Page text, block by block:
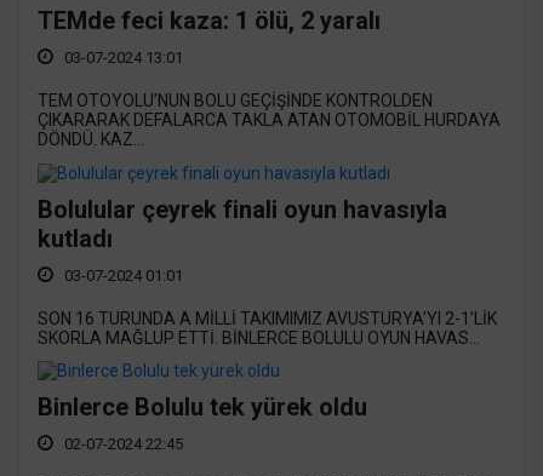
TEMde feci kaza: 1 ölü, 2 yaralı
03-07-2024 13:01
TEM OTOYOLU’NUN BOLU GEÇİŞİNDE KONTROLDEN
ÇIKARARAK DEFALARCA TAKLA ATAN OTOMOBİL HURDAYA
DÖNDÜ. KAZ...
Bolulular çeyrek finali oyun havasıyla
kutladı
03-07-2024 01:01
SON 16 TURUNDA A MİLLİ TAKIMIMIZ AVUSTURYA’YI 2-1’LİK
SKORLA MAĞLUP ETTİ. BİNLERCE BOLULU OYUN HAVAS...
Binlerce Bolulu tek yürek oldu
02-07-2024 22:45